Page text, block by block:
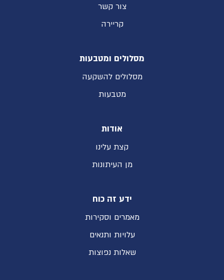
צור קשר
קריירה
מסלולים ומטבעות
מסלולים להשקעה
מטבעות
אודות
קצת עלינו
מן העיתונות
ידע זה כוח
מאמרים וסקירות
עלויות ותנאים
שאלות נפוצות